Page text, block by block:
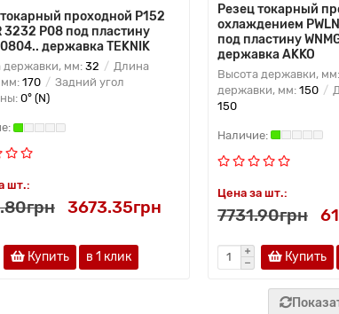
проходной P152
3232 P08 под пластину
0804.. державка TEKNIK
державки, мм: 32
Длина
170
Задний угол
0° (N)
шт.:
3673.35грн
Купить в 1 клик
Резец токарный
охлаждением
под пластину
державка AKKO
Высота державки, мм:
державки, мм: 150
150
Цена за шт.:
7731.90грн
Купить